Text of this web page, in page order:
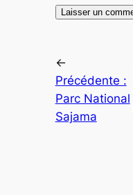
←
Précédente :
Parc National
Sajama